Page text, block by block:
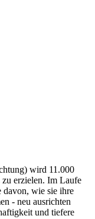
wird 11.000
erzielen. Im Laufe
davon, wie sie ihre
- neu ausrichten
und tiefere